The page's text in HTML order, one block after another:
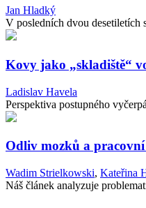
Jan Hladký
V posledních dvou desetiletích
Kovy jako „skladiště“
Ladislav Havela
Perspektiva postupného
Odliv mozků a
Wadim Strielkowski, Kateřina
Náš článek analyzuje